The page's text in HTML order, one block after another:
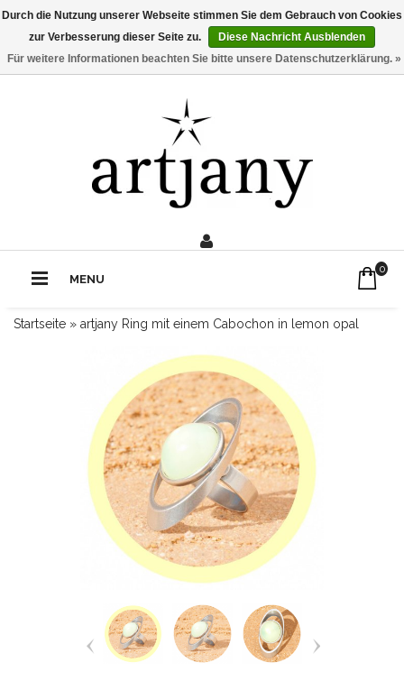
Rufe uns an:0211 - 210 310 2
MENU
0
Startseite » artjany Ring mit einem Cabochon in lemon opal
Durch die Nutzung unserer Webseite stimmen Sie dem Gebrauch von Cookies
zur Verbesserung dieser Seite zu.
Diese Nachricht Ausblenden
Für weitere Informationen beachten Sie bitte unsere Datenschutzerklärung. »